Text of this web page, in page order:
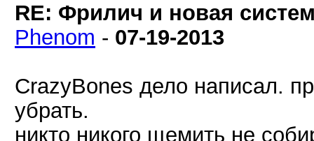
RE: Фрилич и новая
Phenom - 07-19-2013
CrazyBones дело написал.
убрать.
никто никого щемить не